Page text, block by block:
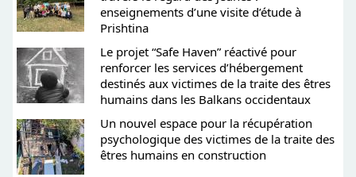
enseignements d’une visite d’étude à
Prishtina
Le projet “Safe Haven” réactivé pour
renforcer les services d’hébergement
destinés aux victimes de la traite des êtres
humains dans les Balkans occidentaux
Un nouvel espace pour la récupération
psychologique des victimes de la traite des
êtres humains en construction